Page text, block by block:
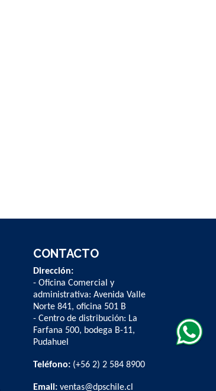
CONTACTO
Dirección:
- Oficina Comercial y
administrativa: Avenida Valle
Norte 841, oficina 501 B
- Centro de distribución: La
Farfana 500, bodega B-11,
Pudahuel
Teléfono: (+56 2) 2 584 8900
Email: ventas@dpschile.cl